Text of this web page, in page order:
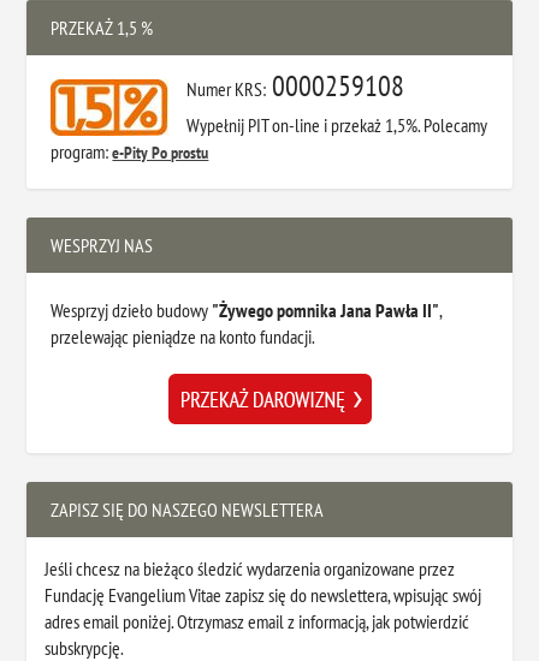
PRZEKAŻ 1,5 %
Numer KRS: 0000259108
Wypełnij PIT on-line i przekaż 1,5%. Polecamy
program:e-Pity Po prostu
WESPRZYJ NAS
Wesprzyj dzieło budowy "Żywego pomnika Jana Pawła II",
przelewając pieniądze na konto fundacji.
ZAPISZ SIĘ DO NASZEGO NEWSLETTERA
Jeśli chcesz na bieżąco śledzić wydarzenia organizowane przez
Fundację Evangelium Vitae zapisz się do newslettera, wpisując swój
adres email poniżej. Otrzymasz email z informacją, jak potwierdzić
subskrypcję.